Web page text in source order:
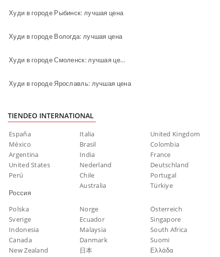
Худи в городе Рыбинск: лучшая цена
Худи в городе Вологда: лучшая цена
Худи в городе Смоленск: лучшая цена
Худи в городе Ярославль: лучшая цена
TIENDEO INTERNATIONAL
España Italia
United Kingdom
México
Brasil
Colombia
Argentina
India
France
United States
Nederland
Deutschland
Perú
Chile
Portugal
Россия
Australia Türkiye
Polska Norge
Österreich
Sverige
Ecuador
Singapore
Indonesia
Malaysia
South Africa
Canada
Danmark
Suomi
New Zealand
日本
Ελλάδα